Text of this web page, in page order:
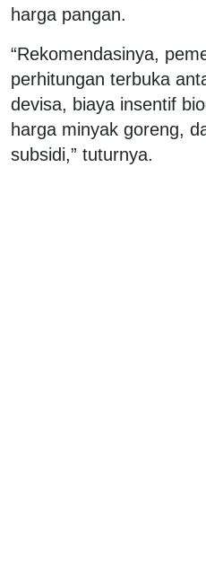
harga pangan.
“Rekomendasinya,
perhitungan terbuka
devisa, biaya insentif
harga minyak goreng,
subsidi,” tuturnya.